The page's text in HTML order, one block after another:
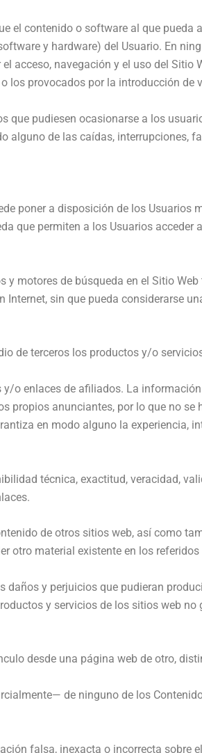
el contenido o software al que pueda
y hardware) del Usuario. En
acceso, navegación y el uso del Sitio
los provocados por la introducción de
que pudiesen ocasionarse a los
alguno de las caídas, interrupciones,
poner a disposición de los Usuarios
que permiten a los Usuarios
y motores de búsqueda en el Sitio
sin que pueda considerarse
de terceros los productos y/o
o enlaces de afiliados. La
propios anunciantes, por lo que no se
en modo alguno la experiencia,
técnica, exactitud, veracidad,
de otros sitios web, así como
otro material existente en los
y perjuicios que pudieran
y servicios de los sitios web
desde una página web de otro,
de ninguno de los
falsa, inexacta o incorrecta sobre